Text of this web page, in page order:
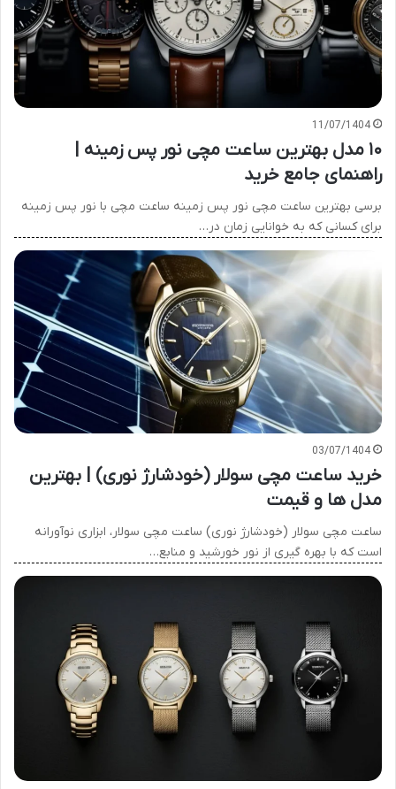
11/07/1404
۱۰ مدل بهترین ساعت مچی نور پس زمینه |
راهنمای جامع خرید
برسی بهترین ساعت مچی نور پس زمینه ساعت مچی با نور پس زمینه
برای کسانی که به خوانایی زمان در…
03/07/1404
خرید ساعت مچی سولار (خودشارژ نوری) | بهترین
مدل ها و قیمت
ساعت مچی سولار (خودشارژ نوری) ساعت مچی سولار، ابزاری نوآورانه
است که با بهره گیری از نور خورشید و منابع…